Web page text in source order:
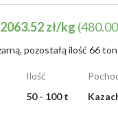
2063.52 zł/kg
Ilość
50 - 100 t